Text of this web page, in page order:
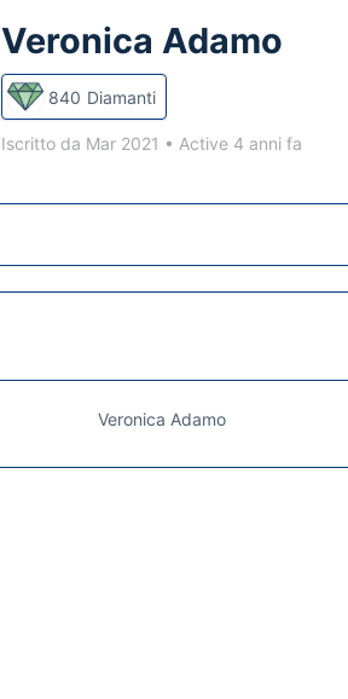
Veronica Adamo
840 Diamanti
Iscritto da Mar 2021 • Active 4 anni fa
Veronica Adamo